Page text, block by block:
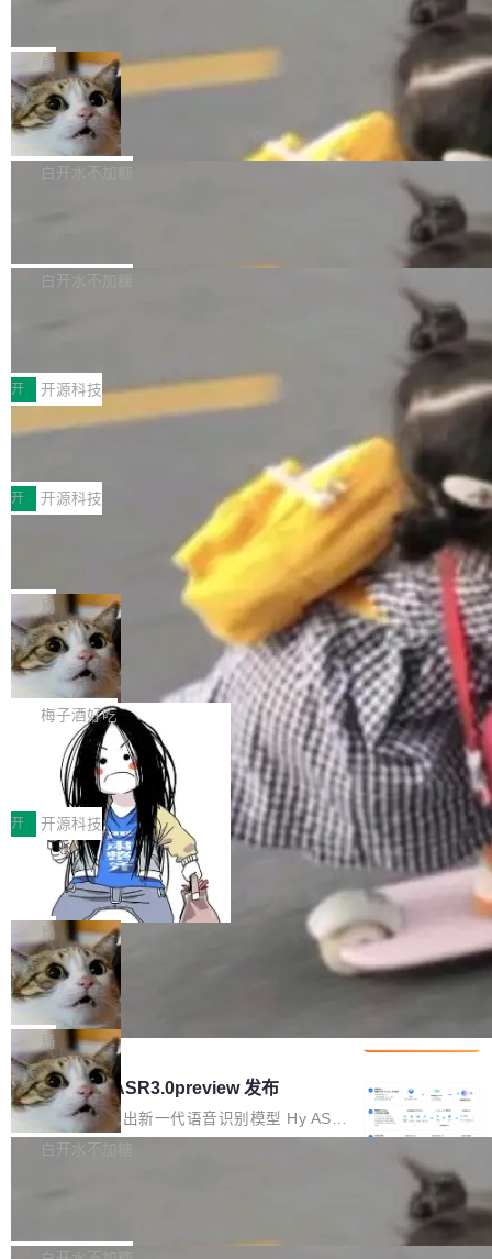
是把这段空隙补上。 回退到任何一次编辑：Delt
aDB 捕获 commit 之间的每一次操作，...
微软同期总资本开支的四成。 与亚马逊、Alpha
bet、微软以及 Meta 等传统科技巨头相比，Spa
ceXAI的资金消耗速度尤为引人瞩目。然而，支
撑庞大支出的资金来源却呈现出截然不同的面
貌。数据显示，微软和 Meta 主要依托充沛的经
一个在终端里运行的编程 agent；Muse Spark
1.2，驱动这个 agent 的新模型。一句话概括：
你可以用 curl -fsSL https://dev.meta.ai/install.
sh | bash 安装一个能在大项目里自动规划、写
代码、验证结果的 AI 终端工具。 据介绍，Muse
个主 agent 循环，外加一组后台 agent。这些后
局
美团开源 LoHoSearch，用知识图谱校
准 AI 能力认知
机器出题的前提，是让机器拥有全局视野。整个
构建流程可以分为四个环节：建图 → 控制难度
白开水不加糖
库，并将作为transport接入Mooncake TENT。
MPComm将作为一种传输引擎接入Mooncake T
ENT，实现零拷贝传输性能提升30%、非零拷贝
传输性能最高提升5倍。UCL-MPComm底层基
于自研UCL-Engine通信引擎，后续腾讯网平将
持续开源更多基于UCL-Engine的高性能通信组
件。 腾讯网平团队在UCL-MPComm中实现了一
个独立于业务线程的全局通信引擎（Engine），
白开水不加糖
型案例入选名单》，深信服“面向企业研发场景的
开源 AI 编程平台 CoStrict 应用”凭借卓越的技术
创新与落地成效成功入选。 全链路私有化部署，
助力企业AI研发安全落地 当前，越来越多企业已
经开始引入 AI Coding 工具，通过调用公有云模
型或企业内部部署模型提升研发效率。但随着 AI
Coding 从个人辅助工具逐步走向团队级、组织
级应用，企业在规模化落地过程中，对安全性、
可控性和代码质量提出了更高要求。 首先是数据
安全与合规要求。对于大多数普通研发场景，公
有云模型能够满足快速试用和效率提升的需求。
但对于金融、能源、医疗等对数据安全要求较...
开 开源科技
深信服AI算力网关入选工信部人工智能
前不久，工业和信息化部正式发布《2025年人工
智能应用典型案例名单》，集中展示人工智能在
各领域的应用成果，覆盖技术底座、行业赋能、
产品应用、支撑保障、专题等五大方向。深信服
AI算力网关（AI创新平台）成功入选！ 随着各行
各业的Agent走向规模化建设，算力构成形态逐
渐丰富，用户关注的重点也在发生变化：不只是
让AI用起来，还要进一步看清混合算力时代下，
Token花在哪里、算力是否被充分利用，以及持
续增长的AI成本该如何优化。 深信服AI算力网关
正是围绕这些实际问题，从Token治理和成本治
理两个方面，让用户的每一份算力都看得清、管
得住、用得稳、省得下、更安全！ 一、从现在开
始，Token使用一目...
开 开源科技
Jeff Dean 离开 Google：一个时代的结
束，一个实验室的开始
Google 员工编号 20。MapReduce 作者之一。
Bigtable 作者之一。TensorFlow 的作者之一。
Gemini 的架构师。Google 首席科学家。 Jeff D
ean 在 Google 工作了 27 年后，宣布离职。 他
不是一个人走。一同离开的还有 Sanjay Ghema
wat（Google 员工编号 23，Jeff Dean 二十多
年的编程搭档，MapReduce 和 Bigtable 的共同
作者）、Quoc Le（Google 大脑核心成员，Se
q2Seq 和 DocAI 的共同发明人）以及 Oriol Vin
yals（Gemini 联合负责人，AlphaSta...
局
🔥 SolonCode v2026.8.4 发布：界面
字体可调、22 种语言、记忆搜索增强
打开终端就能上岗的全中文编码智能体，这一轮
把「看得清、用母语、记得住」三件事一次补
齐。 SolonCode 是什么 SolonCode 是杭州无
耳科技研发的企业级终端编码智能体——一位全
中文驱动的数字员工，自主理解需求、规划步
骤、编写代码。不挑模型、不挑平台，curl 一行
装完即用。 开源地址：Gitee · GitCode · GitHu
b 安装 支持 Java 8+（8~26）、macOS / Linu
x / Windows / Harmony PC。 # macOS / Linu
x / Harmony PC curl -fsSL https://solon.noea
r.org/solon...
梅子酒好吃
让“代码语义理解”深度释放AI Coding
价值潜能：华为云码道（CodeArts）
代码仓技术解析
一、代码仓深度理解技术的作用与价值 在软件工
程实践中，代码仓是企业核心知识资产的主要载
体。企业级代码仓库通常包含数十万乃至数百万
个文件，其规模远超单次模型调用可承载的上下
文窗口。随着项目规模的持续扩张与代码历史的
不断累积，代码仓中的模块关系、接口契约、业
务逻辑等关键信息往往分散于数十乃至数百个文
件之中，形成高度复杂的知识关联网络。传统的
代码检索手段（如关键词匹配、目录遍历）仅能
在语法层面完成文本定位，难以触及代码的语义
内涵与结构关联，导致开发者使用代码智能体在
理解大规模代码仓时面临显著"代码仓理解"瓶
颈。 代码仓深度理解服务（以下简称" CodeBas
e深度理解服务"）是华为云码道（CodeA...
开 开源科技
一条“删库”命令跑 17 小时，算法工程
师删光 89TB 数据只为干私活
最高人民检察院8月4日公布了一起案件：北京一
名90后算法工程师王某，为了给自己接的私活腾
服务器空间，删光了公司AI游戏部门的全部核心
数据。 王某2024年1月入职东城区某科技公司AI
短剧部门，有互联网大厂背景。在公司内部架构
调整期间，部门三次通知全员将数据从A集群迁
移到B集群，王某都回复了"收到"。 他没有迁移
数据。2024年9月3日下午4点，他使用此前登录
的账号密码进入A集群，输入了一条被程序员圈
称为"删库跑路"的命令——最高管理员权限、无
自研的多个文生3D和...
局
Cloudflare 分享推理优化实践：KV ca
che 量化 + 权重压缩，吞吐量提升 4
1%，成本降 30%
Kimi 和 GLM 是当前最强的大模型系列之一，但
它们有一个共同的问题：太吃显存了。月之暗面
的 Kimi K 系列和智谱的 GLM 都是长上下文、M
oE 架构的大模型，好用到让人上瘾，但 GPU 显
存永远不够用。 Cloudflare 的 Workers AI 团队
一直在跑这些模型的推理。他们在官方博客上发
整性保护。效果是：吞吐量提升 41%，每 token
局
腾讯混元 Hy ASR3.0preview 发布
腾讯混元正式推出新一代语音识别模型 Hy ASR
3.0preview。基于最新一代大语言模型 Hy3 的
让语音识别不再只是听清，而是真正听懂。通过
白开水不加糖
新和少量网页兼容性修复版本。 Changes/fixe